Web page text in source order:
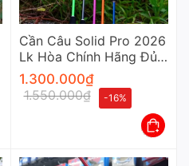
Cần Câu Solid Pro 2026
Lk Hòa Chính Hãng Đủ
Màu Cao Cấp
1.300.000₫
1.550.000₫ -16%